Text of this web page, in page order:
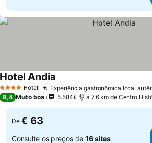
4 EstrelasHotel Experiência gastronômica local
Hotel Andia
8,4 Muito boa 5.584 a 7.6 km de Centro
De € 63
Consulte os preços de 16 sites